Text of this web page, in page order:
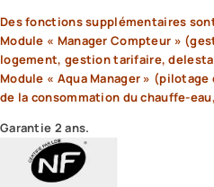
Des fonctions supplémentaires
Module « Manager Compteur »
logement, gestion tarifaire,
Module « Aqua Manager » (pilotage
de la consommation du chauffe-
Garantie 2 ans.